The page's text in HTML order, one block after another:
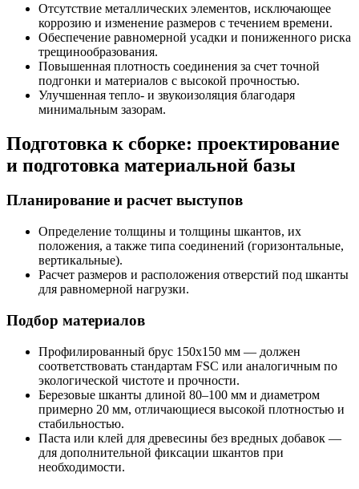
Отсутствие металлических элементов, исключающее
коррозию и изменение размеров с течением времени.
Обеспечение равномерной усадки и пониженного риска
трещинообразования.
Повышенная плотность соединения за счет точной
подгонки и материалов с высокой прочностью.
Улучшенная тепло- и звукоизоляция благодаря
минимальным зазорам.
Подготовка к сборке: проектирование
и подготовка материальной базы
Планирование и расчет выступов
Определение толщины и толщины шкантов, их
положения, а также типа соединений (горизонтальные,
вертикальные).
Расчет размеров и расположения отверстий под шканты
для равномерной нагрузки.
Подбор материалов
Профилированный брус 150х150 мм — должен
соответствовать стандартам FSC или аналогичным по
экологической чистоте и прочности.
Березовые шканты длиной 80–100 мм и диаметром
примерно 20 мм, отличающиеся высокой плотностью и
стабильностью.
Паста или клей для древесины без вредных добавок —
для дополнительной фиксации шкантов при
необходимости.